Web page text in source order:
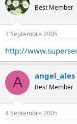
Best Member
3 Septembre 2005
http://
A angel_ales
Best Member
4 Septembre 2005